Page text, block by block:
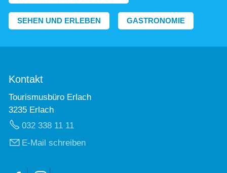
SEHEN UND ERLEBEN GASTRONOMIE
Kontakt
Tourismusbüro Erlach
3235 Erlach
032 338 11 11
E-Mail schreiben